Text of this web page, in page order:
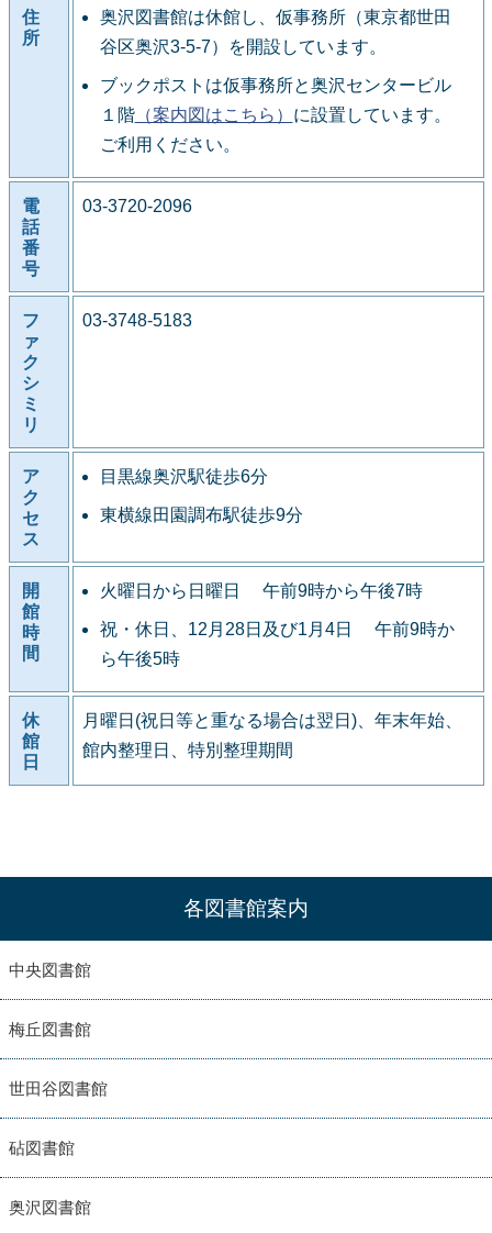
住
所
奥沢図書館は休館し、仮事務所（東京都世田
谷区奥沢3-5-7）を開設しています。
ブックポストは仮事務所と奥沢センタービル
１階（案内図はこちら） に設置しています。
ご利用ください。
電
話
番
号
03-3720-2096
フ
ァ
ク
シ
ミ
リ
03-3748-5183
ア
ク
セ
ス
目黒線奥沢駅徒歩6分
東横線田園調布駅徒歩9分
開
館
時
間
火曜日から日曜日 午前9時から午後7時
祝・休日、12月28日及び1月4日 午前9時か
ら午後5時
休
館
日
月曜日(祝日等と重なる場合は翌日)、年末年始、
館内整理日、特別整理期間
各図書館案内
中央図書館
梅丘図書館
世田谷図書館
砧図書館
奥沢図書館